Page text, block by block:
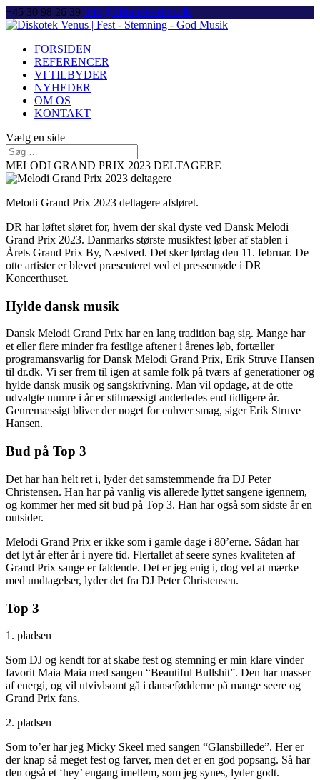
+45 30 98 26 39 Info@diskotekvenus.dk
FORSIDEN
REFERENCER
VI TILBYDER
NYHEDER
OM OS
KONTAKT
Vælg en side
MELODI GRAND PRIX 2023 DELTAGERE
Melodi Grand Prix 2023 deltagere afsløret.
DR har løftet sløret for, hvem der skal dyste ved Dansk Melodi
Grand Prix 2023. Danmarks største musikfest løber af stablen i
Årets Grand Prix By, Næstved. Det sker lørdag den 11. februar. De
otte artister er blevet præsenteret ved et pressemøde i DR
Koncerthuset.
Hylde dansk musik
Dansk Melodi Grand Prix har en lang tradition bag sig. Mange har
et eller flere minder fra festlige aftener i årenes løb, fortæller
programansvarlig for Dansk Melodi Grand Prix, Erik Struve Hansen
til dr.dk. Vi ser frem til igen at samle folk på tværs af generationer og
hylde dansk musik og sangskrivning. Man vil opdage, at de otte
udvalgte numre i år er stilmæssigt anderledes end tidligere år.
Genremæssigt bliver der noget for enhver smag, siger Erik Struve
Hansen.
Bud på Top 3
Det har han helt ret i, lyder det samstemmende fra DJ Peter
Christensen. Han har på vanlig vis allerede lyttet sangene igennem,
og kommer her med sit bud på Top 3. Han har også som sidste år en
outsider.
Melodi Grand Prix er ikke som i gamle dage i 80’erne. Sådan har
det lyt år efter år i nyere tid. Flertallet af seere synes kvaliteten af
Grand Prix sange er faldende. Det er jeg enig i, dog vel at mærke
med undtagelser, lyder det fra DJ Peter Christensen.
Top 3
1. pladsen
Som DJ og kendt for at skabe fest og stemning er min klare vinder
favorit Maia Maia med sangen “Beautiful Bullshit”. Den har masser
af energi, og vil utvivlsomt gå i dansefødderne på mange seere og
Grand Prix fans.
2. pladsen
Som to’er har jeg Micky Skeel med sangen “Glansbillede”. Her er
der knap så meget fest og farver, men det er en god popsang. Så har
den også et ‘hey’ engang imellem, som jeg synes, lyder godt.